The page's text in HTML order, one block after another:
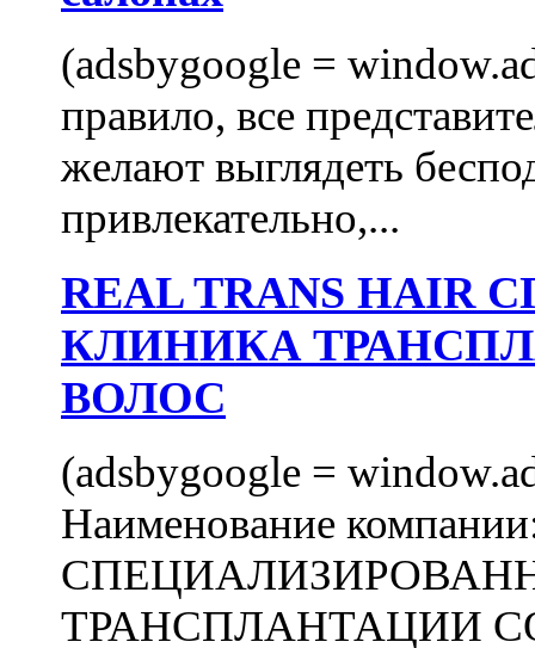
(adsbygoogle =
правило, все
желают выглядеть
привлекательно,...
REAL TRANS
КЛИНИКА
ВОЛОС
(adsbygoogle =
Наименование
ТРАНСПЛАНТАЦИИ